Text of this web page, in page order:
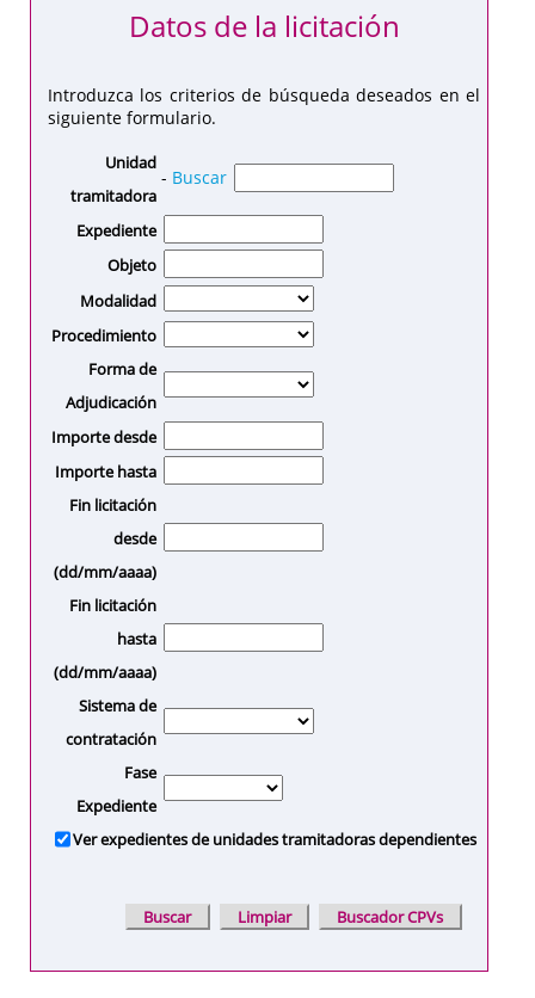
Introduzca los criterios de búsqueda deseados en el
siguiente formulario.
Datos de la licitación
Unidad
tramitadora
- Buscar
Expediente
Objeto
Modalidad
Procedimiento
Forma de
Adjudicación
Importe desde
Importe hasta
Fin licitación
desde
(dd/mm/aaaa)
Fin licitación
hasta
(dd/mm/aaaa)
Sistema de
contratación
Fase
Expediente
Ver expedientes de unidades tramitadoras dependientes